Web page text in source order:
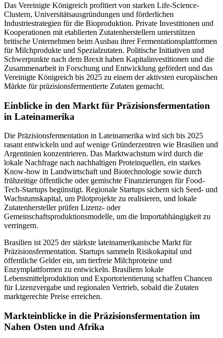
Das Vereinigte Königreich profitiert von starken Life-Science-
Clustern, Universitätsausgründungen und förderlichen
Industriestrategien für die Bioproduktion. Private Investitionen und
Kooperationen mit etablierten Zutatenherstellern unterstützen
britische Unternehmen beim Ausbau ihrer Fermentationsplattformen
für Milchprodukte und Spezialzutaten. Politische Initiativen und
Schwerpunkte nach dem Brexit haben Kapitalinvestitionen und die
Zusammenarbeit in Forschung und Entwicklung gefördert und das
Vereinigte Königreich bis 2025 zu einem der aktivsten europäischen
Märkte für präzisionsfermentierte Zutaten gemacht.
Einblicke in den Markt für Präzisionsfermentation
in Lateinamerika
Die Präzisionsfermentation in Lateinamerika wird sich bis 2025
rasant entwickeln und auf wenige Gründerzentren wie Brasilien und
Argentinien konzentrieren. Das Marktwachstum wird durch die
lokale Nachfrage nach nachhaltigen Proteinquellen, ein starkes
Know-how in Landwirtschaft und Biotechnologie sowie durch
frühzeitige öffentliche oder gemischte Finanzierungen für Food-
Tech-Startups begünstigt. Regionale Startups sichern sich Seed- und
Wachstumskapital, um Pilotprojekte zu realisieren, und lokale
Zutatenhersteller prüfen Lizenz- oder
Gemeinschaftsproduktionsmodelle, um die Importabhängigkeit zu
verringern.
Brasilien ist 2025 der stärkste lateinamerikanische Markt für
Präzisionsfermentation. Startups sammeln Risikokapital und
öffentliche Gelder ein, um tierfreie Milchproteine ​​und
Enzymplattformen zu entwickeln. Brasiliens lokale
Lebensmittelproduktion und Exportorientierung schaffen Chancen
für Lizenzvergabe und regionalen Vertrieb, sobald die Zutaten
marktgerechte Preise erreichen.
Markteinblicke in die Präzisionsfermentation im
Nahen Osten und Afrika